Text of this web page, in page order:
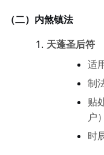
（二）内煞镇法
天蓬圣后符
适
制
贴
户
时